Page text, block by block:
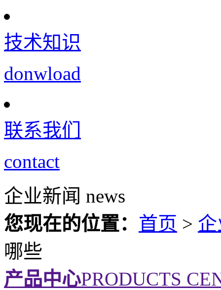
技术知识
donwload
联系我们
contact
企业新闻 news
您现在的位置： 首页 >
哪些
产品中心PRODUCTS